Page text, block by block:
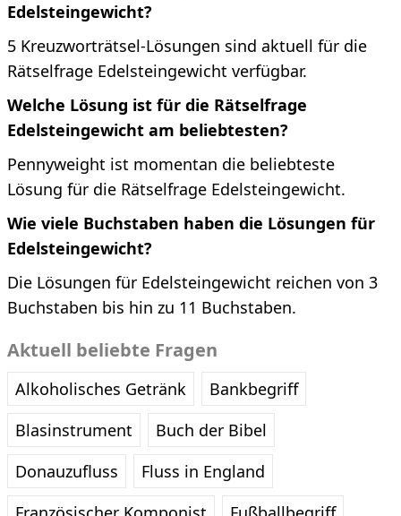
Edelsteingewicht?
5 Kreuzworträtsel-Lösungen sind aktuell für die
Rätselfrage Edelsteingewicht verfügbar.
Welche Lösung ist für die Rätselfrage
Edelsteingewicht am beliebtesten?
Pennyweight ist momentan die beliebteste
Lösung für die Rätselfrage Edelsteingewicht.
Wie viele Buchstaben haben die Lösungen für
Edelsteingewicht?
Die Lösungen für Edelsteingewicht reichen von 3
Buchstaben bis hin zu 11 Buchstaben.
Aktuell beliebte Fragen
Alkoholisches Getränk
Bankbegriff
Blasinstrument
Buch der Bibel
Donauzufluss
Fluss in England